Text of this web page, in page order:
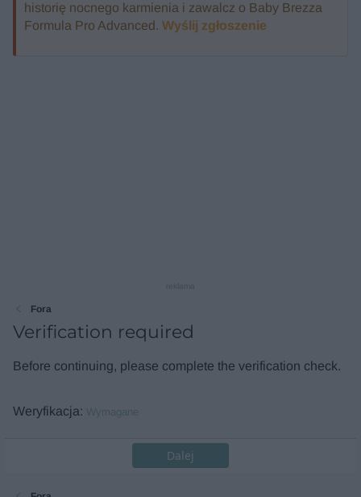
historię nocnego karmienia i zawalcz o Baby Brezza
Formula Pro Advanced. Wyślij zgłoszenie
Fora
Verification required
Before continuing, please complete the verification check.
Weryfikacja Wymagane
Dalej